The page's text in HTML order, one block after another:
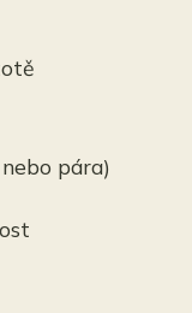
pára)